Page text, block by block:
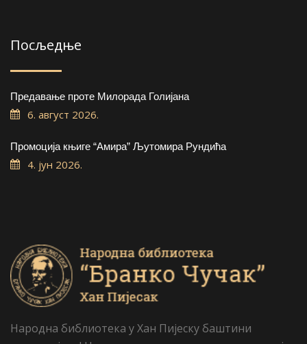
Посљедње
Предавање проте Милорада Голијана
6. август 2026.
Промоција књиге “Амира” Љутомира Рундића
4. јун 2026.
Народна библиотека у Хан Пијеску баштини